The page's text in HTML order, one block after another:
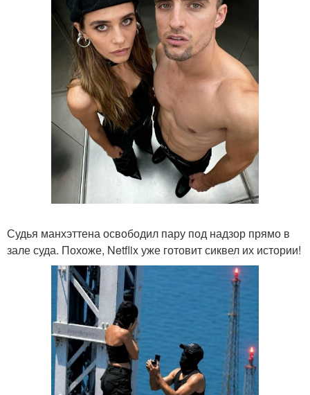
Судья манхэттена освободил пару под надзор прямо в
зале суда. Похоже, Netflix уже готовит сиквел их истории!